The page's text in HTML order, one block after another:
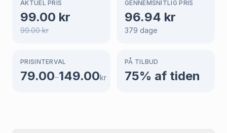
AKTUEL PRIS
99.00 kr
99.00kr
GENNEMSNITLIG PRIS
96.94 kr
379 dage
PRISINTERVAL
79.00–149.00kr
PÅ TILBUD
75% af tiden